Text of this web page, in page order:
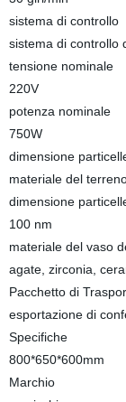
sistema di controllo
sistema di controllo
tensione nominale
220V
potenza nominale
750W
dimensione
materiale del
dimensione
100 nm
materiale del vaso
agate, zirconia,
Pacchetto di
esportazione di
Specifiche
800*650*600mm
Marchio